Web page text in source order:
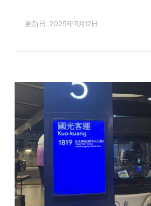
更新日: 2025年11月12日